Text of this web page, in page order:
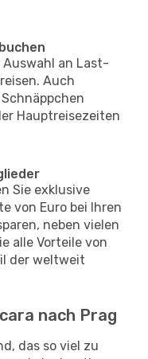
Auswahl an Last-
Auch
Hauptreisezeiten
Sie exklusive
von Euro bei Ihren
neben vielen
alle Vorteile von
der weltweit
nach Prag
das so viel zu